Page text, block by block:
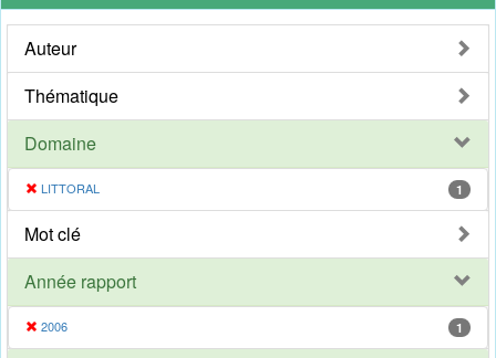
Auteur
Thématique
Domaine
LITTORAL 1
Mot clé
Année rapport
2006 1